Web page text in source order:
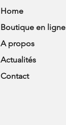
Home
Boutique en ligne
A propos
Actualités
Contact